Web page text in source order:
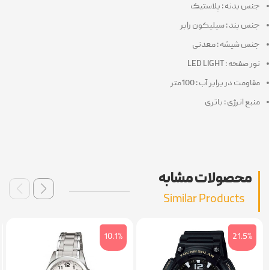
جنس بدنه : پلاستیک
جنس بند : سیلیکون رابر
جنس شیشه : معدنی
نور صفحه : LED LIGHT
مقاومت در برابر آب : 100متر
منبع انرژی : باتری
محصولات مشابه
Similar Products
21.5%
10.1%